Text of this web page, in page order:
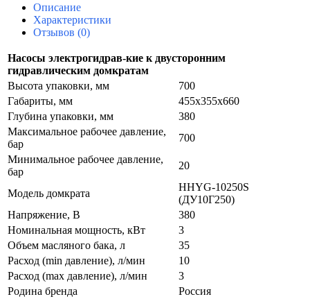
Описание
Характеристики
Отзывов (0)
Насосы электрогидрав-кие к двусторонним
гидравлическим домкратам
Высота упаковки, мм
700
Габариты, мм
455х355х660
Глубина упаковки, мм
380
Максимальное рабочее давление,
бар
700
Минимальное рабочее давление,
бар
20
Модель домкрата
HHYG-10250S
(ДУ10Г250)
Напряжение, В
380
Номинальная мощность, кВт
3
Объем масляного бака, л
35
Расход (min давление), л/мин
10
Расход (mах давление), л/мин
3
Родина бренда
Россия